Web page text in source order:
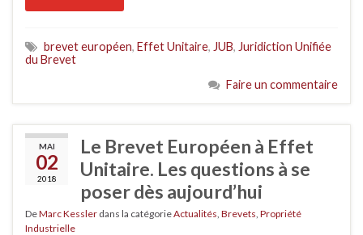
brevet européen, Effet Unitaire, JUB, Juridiction Unifiée
du Brevet
Faire un commentaire
MAI
02
2018
Le Brevet Européen à Effet
Unitaire. Les questions à se
poser dès aujourd’hui
DeMarc Kessler dans la catégorieActualités Brevets Propriété
Industrielle